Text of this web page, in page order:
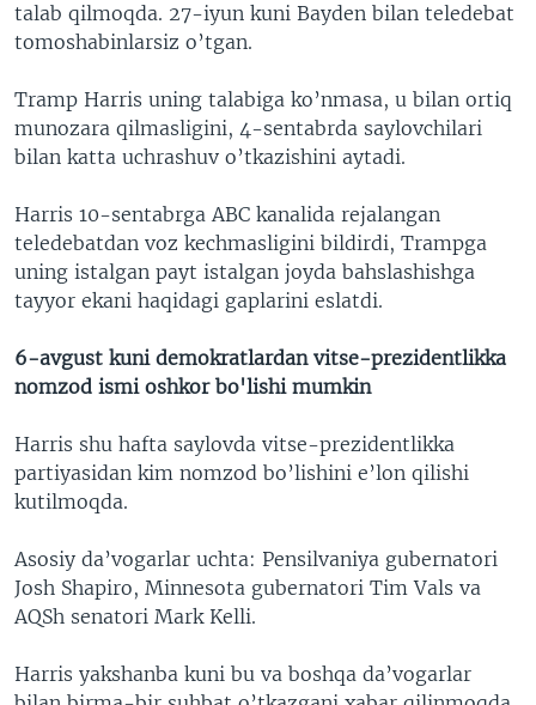
talab qilmoqda. 27-iyun kuni Bayden bilan teledebat
tomoshabinlarsiz o’tgan.
Tramp Harris uning talabiga ko’nmasa, u bilan ortiq
munozara qilmasligini, 4-sentabrda saylovchilari
bilan katta uchrashuv o’tkazishini aytadi.
Harris 10-sentabrga ABC kanalida rejalangan
teledebatdan voz kechmasligini bildirdi, Trampga
uning istalgan payt istalgan joyda bahslashishga
tayyor ekani haqidagi gaplarini eslatdi.
6-avgust kuni demokratlardan vitse-prezidentlikka
nomzod ismi oshkor bo'lishi mumkin
Harris shu hafta saylovda vitse-prezidentlikka
partiyasidan kim nomzod bo’lishini e’lon qilishi
kutilmoqda.
Asosiy da’vogarlar uchta: Pensilvaniya gubernatori
Josh Shapiro, Minnesota gubernatori Tim Vals va
AQSh senatori Mark Kelli.
Harris yakshanba kuni bu va boshqa da’vogarlar